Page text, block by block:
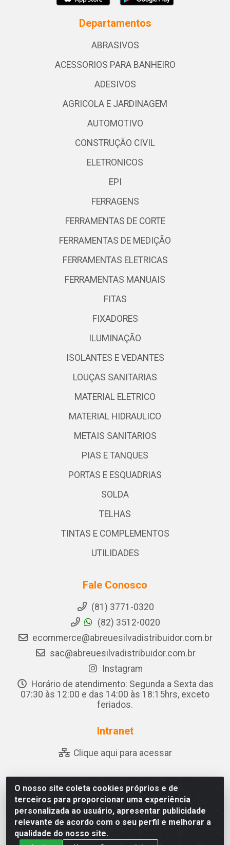
O nosso site coleta cookies próprios e de
terceiros para proporcionar uma experiência
personalizada ao usuário, apresentar publicidade
relevante de acordo com o seu perfil e melhorar a
qualidade do nosso site.
Departamentos
ABRASIVOS
ACESSORIOS PARA BANHEIRO
ADESIVOS
AGRICOLA E JARDINAGEM
AUTOMOTIVO
CONSTRUÇÃO CIVIL
ELETRONICOS
EPI
FERRAGENS
FERRAMENTAS DE CORTE
FERRAMENTAS DE MEDIÇÃO
FERRAMENTAS ELETRICAS
FERRAMENTAS MANUAIS
FITAS
FIXADORES
ILUMINAÇÃO
ISOLANTES E VEDANTES
LOUÇAS SANITARIAS
MATERIAL ELETRICO
MATERIAL HIDRAULICO
METAIS SANITARIOS
PIAS E TANQUES
PORTAS E ESQUADRIAS
SOLDA
TELHAS
TINTAS E COMPLEMENTOS
UTILIDADES
Fale Conosco
(81) 3771-0320
(82) 3512-0020
ecommerce@abreuesilvadistribuidor.com.br
sac@abreuesilvadistribuidor.com.br
Instagram
Horário de atendimento: Segunda a Sexta das
07:30 às 12:00 e das 14:00 às 18:15hrs, exceto
feriados.
Intranet
Clique aqui para acessar
Abreu & Silva - Rua Padre Jose de Souza Leite, 265 - Ariado,
Olho D'Água das Flores/AL - CEP 57.442-000 - CNPJ
04.790.656/0001-06